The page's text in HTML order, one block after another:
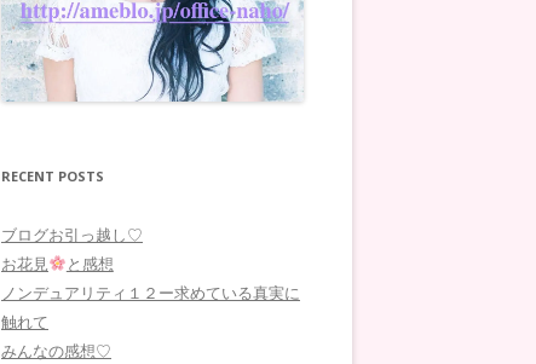
RECENT POSTS
ブログお引っ越し♡
お花見
と感想
ノンデュアリティ１２ー求めている真実に
触れて
みんなの感想♡